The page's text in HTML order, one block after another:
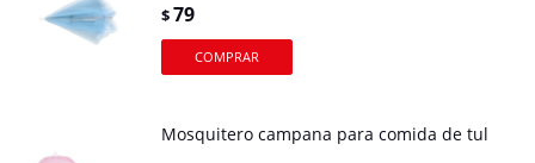
$79
Mosquitero campana para comida de tul